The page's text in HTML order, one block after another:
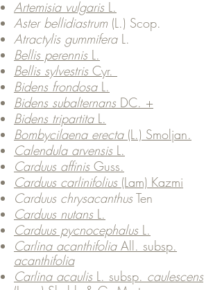
Artemisia vulgarisL.
Aster bellidiastrum (L.) Scop.
Atractylis gummiferaL.
Bellis perennisL.
Bellis sylvestrisCyr.
Bidens frondosaL.
Bidens subalternansDC. +
Bidens tripartitaL.
Bombycilaena erecta(L.) Smoljan.
Calendula arvensisL.
Carduus affinisGuss.
Carduus carlinifolius(Lam) Kazmi
Carduus chrysacanthusTen
Carduus nutansL.
Carduus pycnocephalusL.
Carlina acanthifolia All. subsp.
acanthifolia
Carlina acaulisL. subsp. caulescens